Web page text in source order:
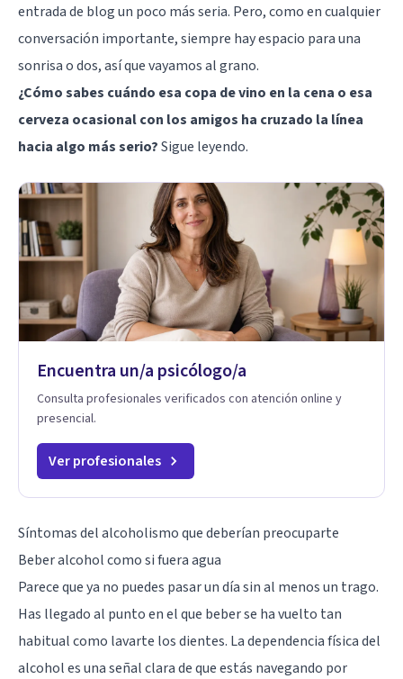
entrada de blog un poco más seria. Pero, como en cualquier
conversación importante, siempre hay espacio para una
sonrisa o dos, así que vayamos al grano.
¿Cómo sabes cuándo esa copa de vino en la cena o esa
cerveza ocasional con los amigos ha cruzado la línea
hacia algo más serio?Sigue leyendo.
Encuentra un/a psicólogo/a
Consulta profesionales verificados con atención online y
presencial.
Ver profesionales
Síntomas del alcoholismo que deberían preocuparte
Beber alcohol como si fuera agua
Parece que ya no puedes pasar un día sin al menos un trago.
Has llegado al punto en el que beber se ha vuelto tan
habitual como lavarte los dientes. La dependencia física del
alcohol es una señal clara de que estás navegando por